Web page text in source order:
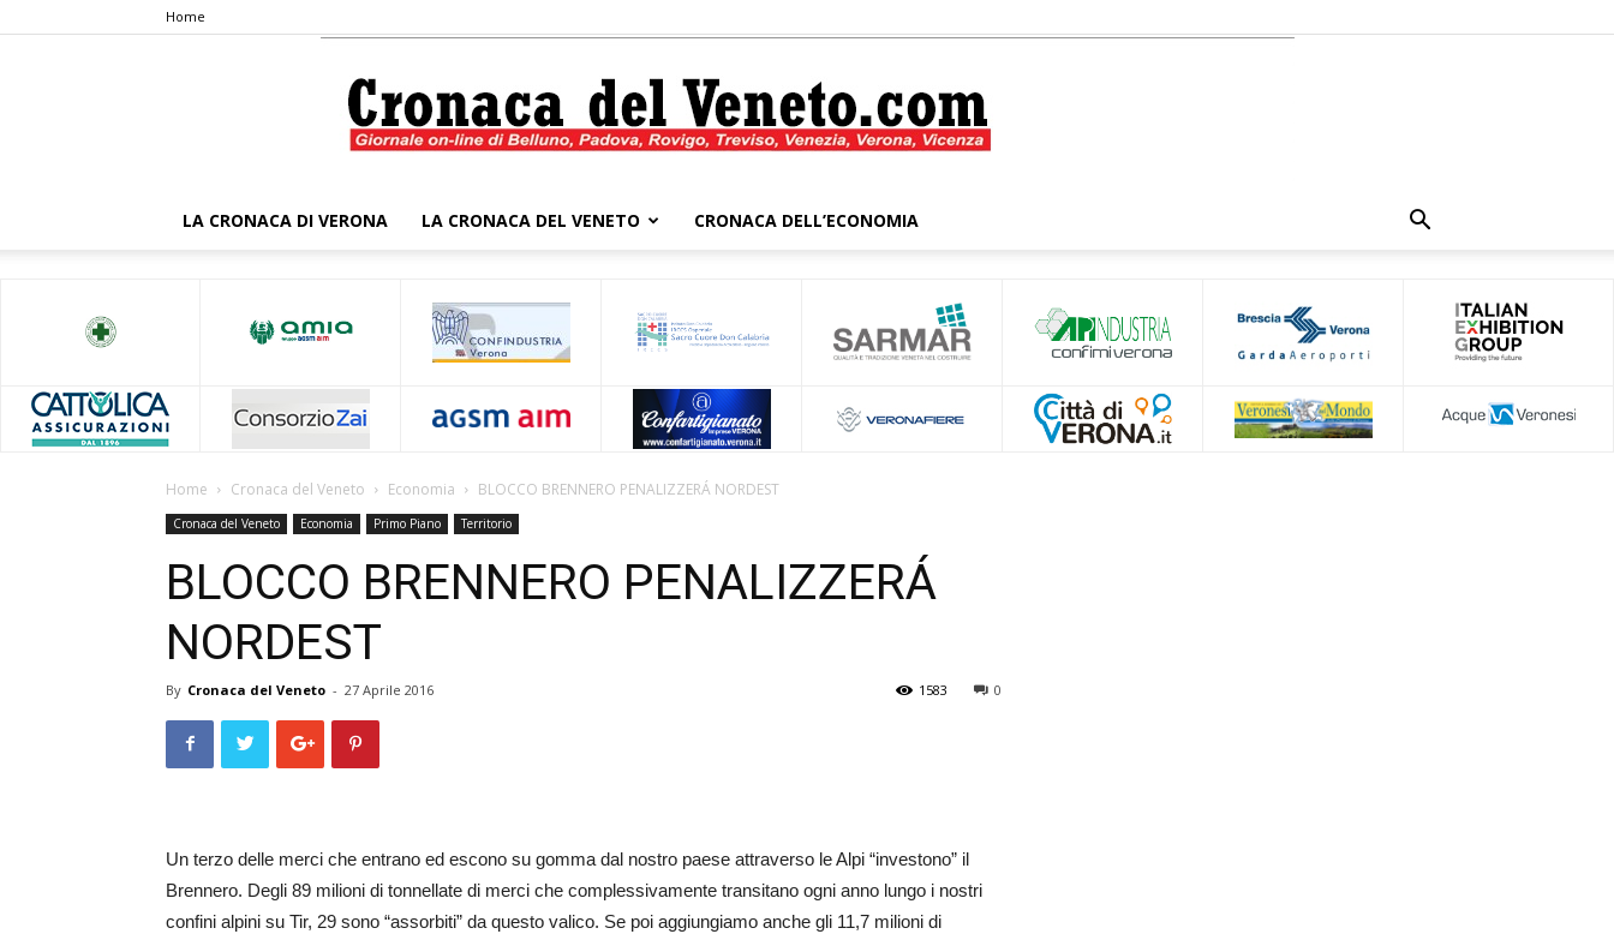
Home
Veneto
LA CRONACA DI VERONA LA CRONACA DEL VENETO CRONACA DELL’ECONOMIA
Home Cronaca del Veneto Economia BLOCCO BRENNERO PENALIZZERÁ NORDEST
Cronaca del Veneto Economia Primo Piano Territorio
BLOCCO BRENNERO PENALIZZERÁ
NORDEST
By Cronaca del Veneto - 27 Aprile 2016 0
1583
Un terzo delle merci che entrano ed escono su gomma dal nostro paese attraverso le Alpi “investono” il
Brennero. Degli 89 milioni di tonnellate di merci che complessivamente transitano ogni anno lungo i nostri
confini alpini su Tir, 29 sono “assorbiti” da questo valico. Se poi aggiungiamo anche gli 11,7 milioni di